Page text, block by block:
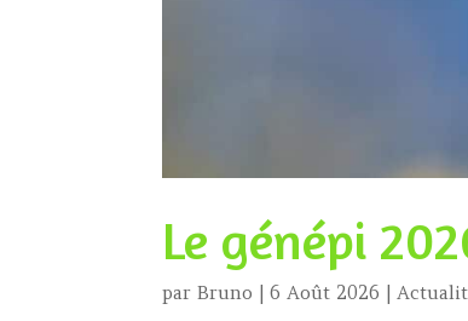
Le génépi
parBruno |6 Août 2026 |